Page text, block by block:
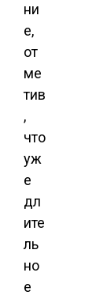
ни
е,
от
ме
тив
,
что
уж
е
дл
ите
ль
но
е